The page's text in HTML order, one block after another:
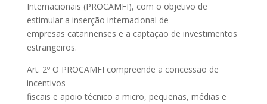
Internacionais (PROCAMFI), com o objetivo de
estimular a inserção internacional de
empresas catarinenses e a captação de investimentos
estrangeiros.
Art. 2º O PROCAMFI compreende a concessão de
incentivos
fiscais e apoio técnico a micro, pequenas, médias e